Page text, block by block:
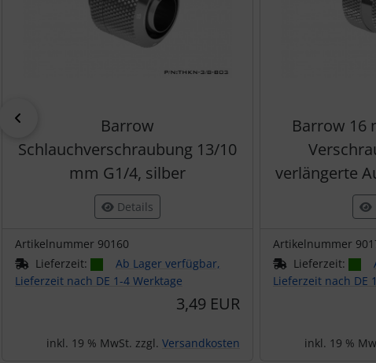
Barrow
Schlauchverschraubung 13/10
mm G1/4, silber
Details
Artikelnummer 90160
Lieferzeit:
Ab Lager verfügbar,
Lieferzeit nach DE 1-4 Werktage
3,49 EUR
inkl. 19 % MwSt. zzgl. Versandkosten
Barrow 16
verlängerte
Artikelnummer
Lieferzeit:
Lieferzeit nach DE
inkl. 19 %